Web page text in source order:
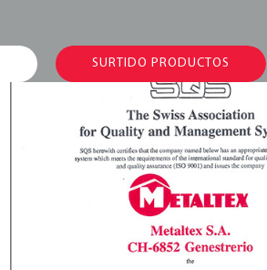
SURTIDO PRODUCTOS
ISO 9001:
certeza de